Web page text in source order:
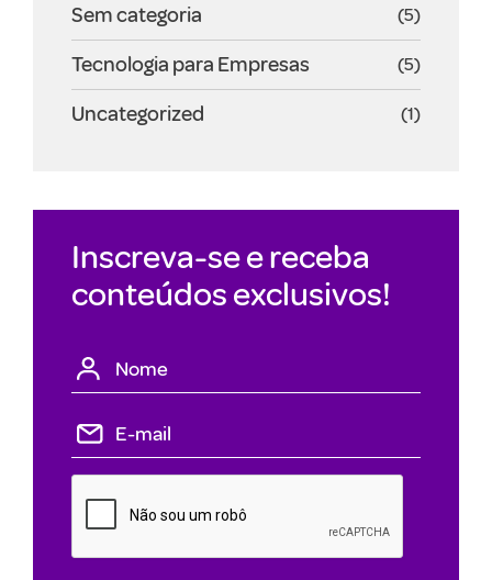
Sem categoria (5)
Tecnologia para Empresas (5)
Uncategorized (1)
Inscreva-se e receba
conteúdos exclusivos!